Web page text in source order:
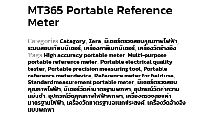
MT365 Portable Reference
Meter
Categories Catagory, Zera, มิเตอร์ตรวจสอบคุณภาพไฟฟ้า,
ระบบสอบเทียบมิเตอร์, เครื่องคาลิเบทมิเตอร์, เครื่องวัดอ้างอิง
Tags High accuracy portable meter, Multi-purpose
portable reference meter, Portable electrical quality
tester, Portable precision measuring tool, Portable
reference meter device, Reference meter for field use,
Standard measurement portable meter, มิเตอร์ตรวจสอบ
คุณภาพไฟฟ้า, มิเตอร์วัดค่ามาตรฐานพกพา, อุปกรณ์วัดค่าความ
แม่นยำ, อุปกรณ์วัดคุณภาพไฟฟ้าพกพา, เครื่องตรวจสอบค่า
มาตรฐานไฟฟ้า, เครื่องวัดมาตรฐานอเนกประสงค์, เครื่องวัดอ้างอิง
แบบพกพา